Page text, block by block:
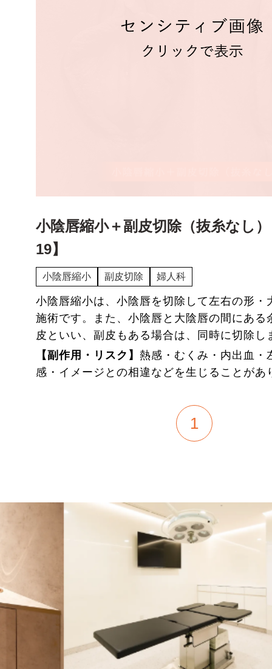
小陰唇縮小＋副皮切除（抜糸なし
19】
小陰唇縮小 副皮切除 婦人科
小陰唇縮小は、小陰唇を切除して左右の形・
施術です。また、小陰唇と大陰唇の間にある
皮といい、副皮もある場合は、同時に切除し
【副作用・リスク】 熱感・むくみ・内出血・
感・イメージとの相違などを生じることが
1